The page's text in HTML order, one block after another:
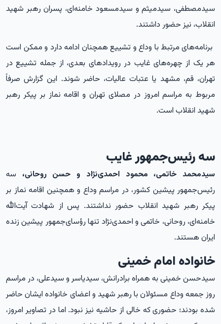
سیدمصطفی، سیدمیثم و سیدمسعود خامنه‌ای، پسران رهبر شهید
انقلاب، نیز حضور داشتند.
برنامه‌های مرتبط با وداع و تشییع همچنان ادامه دارد و ممکن است
هر یک از چهره‌های غایب در رویدادهای بعدی، از جمله تشییع در
تهران، قم، مشهد یا عتبات عالیات، حاضر شوند. این گزارش صرفاً
مربوط به مراسم امروز در مصلای تهران و اقامه نماز بر پیکر رهبر
شهید انقلاب است.
سه رئیس‌جمهور غایب
سیدمحمد خاتمی، محمود احمدی‌نژاد و حسن روحانی، سه
رئیس‌جمهور پیشین کشور، در مراسم وداع و همچنین اقامه نماز بر
پیکر رهبر شهید انقلاب حضور نداشتند. پس از شهادت آیت‌الله
خامنه‌ای، روحانی، خاتمی و احمدی‌نژاد تنها رؤسای‌جمهور پیشین زنده
ایران هستند.
خانواده امام خمینی
سیدحسن خمینی به همراه برادرانش، سیدیاسر و سیدعلی، در مراسم
روز جمعه وداع مسئولان با رهبر شهید و اعضای خانواده ایشان حاضر
شده بودند؛ حضوری که خالی از حاشیه نیز نبود. اما در تصاویر امروز،